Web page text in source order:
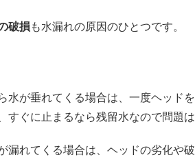
破損 も水漏れの原因のひとつです。
水が垂れてくる場合は、一度ヘッド
すぐに止まるなら残留水なので問題は
漏れてくる場合は、ヘッドの劣化や